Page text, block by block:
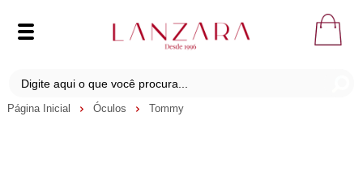
Página Inicial Óculos Tommy